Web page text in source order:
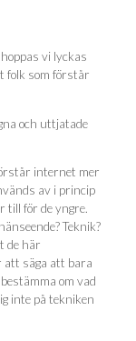
vi lyckas
folk som förstår
och uttjatade
internet mer
av i princip
till för de yngre.
Teknik?
de här
att säga att bara
om vad
inte på tekniken